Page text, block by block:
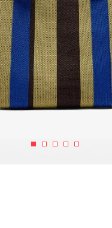
1 2 3 4 5